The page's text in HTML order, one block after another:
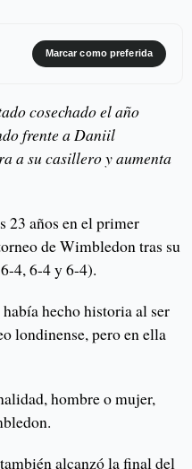
Marcar como preferida
cosechado el año
frente a Daniil
a su casillero y aumenta
23 años en el primer
de Wimbledon tras su
4, 6-4 y 6-4).
hecho historia al ser
londinense, pero en ella
hombre o mujer,
alcanzó la final del